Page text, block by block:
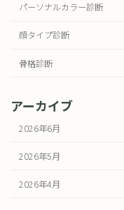
パーソナルカラー診断
顔タイプ診断
骨格診断
アーカイブ
2026年6月
2026年5月
2026年4月